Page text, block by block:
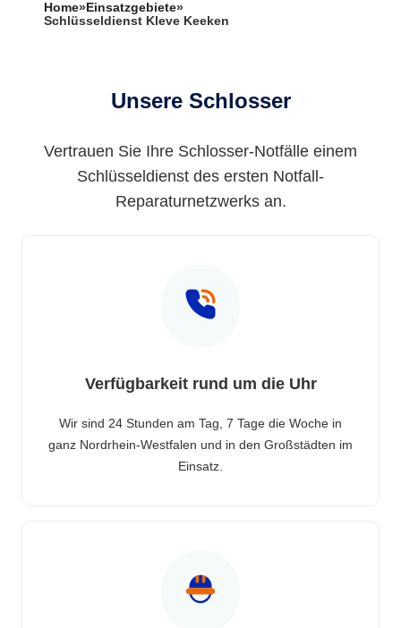
Home» Einsatzgebiete»
Schlüsseldienst Kleve Keeken
Unsere Schlosser
Vertrauen Sie Ihre Schlosser-Notfälle einem
Schlüsseldienst des ersten Notfall-
Reparaturnetzwerks an.
Verfügbarkeit rund um die Uhr
Wir sind 24 Stunden am Tag, 7 Tage die Woche in
ganz Nordrhein-Westfalen und in den Großstädten im
Einsatz.